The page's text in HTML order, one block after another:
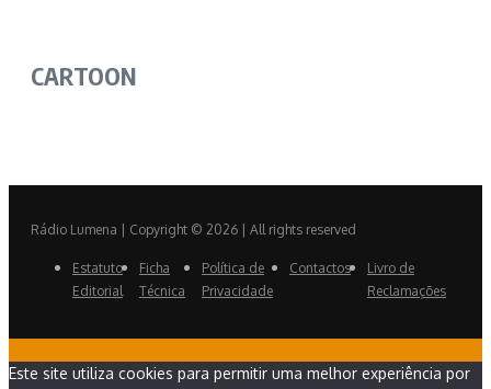
CARTOON
Rádio Lumena | Copyright © 2026 | All rights reserved
Estatuto
Editorial
Ficha
Técnica
Política de
Privacidade
Contactos
Livro de
Reclamações
Este site utiliza cookies para permitir uma melhor experiência por